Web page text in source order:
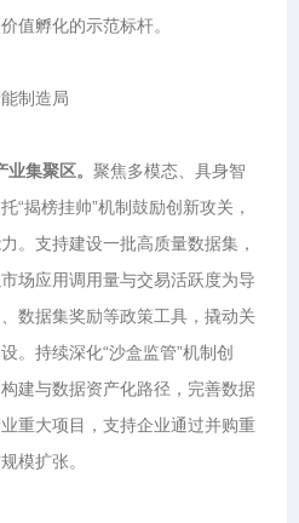
值孵化的示范标杆。
制造局
集聚区。 聚焦多模态、具身智
“揭榜挂帅”机制鼓励创新攻关，
。支持建设一批高质量数据集，
场应用调用量与交易活跃度为导
数据集奖励等政策工具，撬动关
。持续深化“沙盒监管”机制创
建与数据资产化路径，完善数据
重大项目，支持企业通过并购重
模扩张。